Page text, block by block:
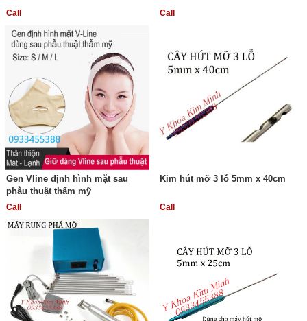
Call Call
Gen Vline định hình mặt sau
phẫu thuật thẩm mỹ
Call
Kim hút mỡ 3 lỗ 5mm x 40cm
Call